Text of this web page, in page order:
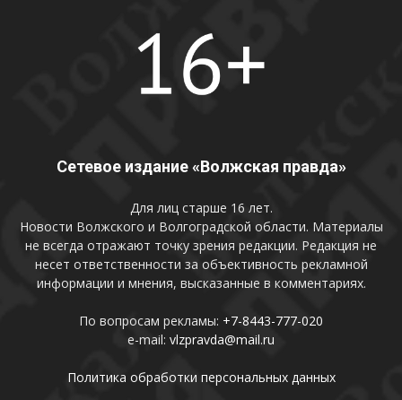
Сетевое издание «Волжская правда»
Для лиц старше 16 лет.
Новости Волжского и Волгоградской области. Материалы
не всегда отражают точку зрения редакции. Редакция не
несет ответственности за объективность рекламной
информации и мнения, высказанные в комментариях.
По вопросам рекламы: +7-8443-777-020
e-mail: vlzpravda@mail.ru
Политика обработки персональных данных